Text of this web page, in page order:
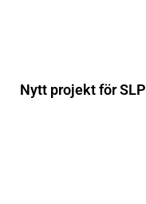
Nytt projekt för SLP